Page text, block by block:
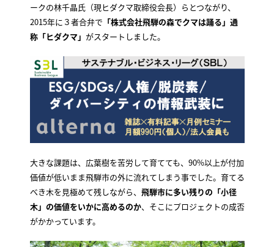
ークの林千晶氏（現ヒダクマ取締役会長）らとつながり、
2015年に３者合弁で 「株式会社飛騨の森でクマは踊る」通
称「ヒダクマ」 がスタートしました。
大きな課題は、広葉樹を苦労して育てても、90%以上が付加
価値が低いまま飛騨市の外に流れてしまう事でした。育てる
べき木を見極めて残しながら、 飛騨市に多い残りの「小径
木」の価値をいかに高めるのか、そこにプロジェクトの成否
がかかっています。